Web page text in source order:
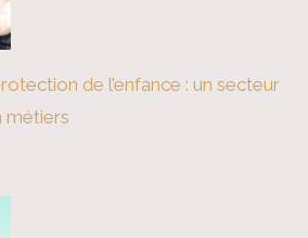
de l’enfance : un secteur
métiers